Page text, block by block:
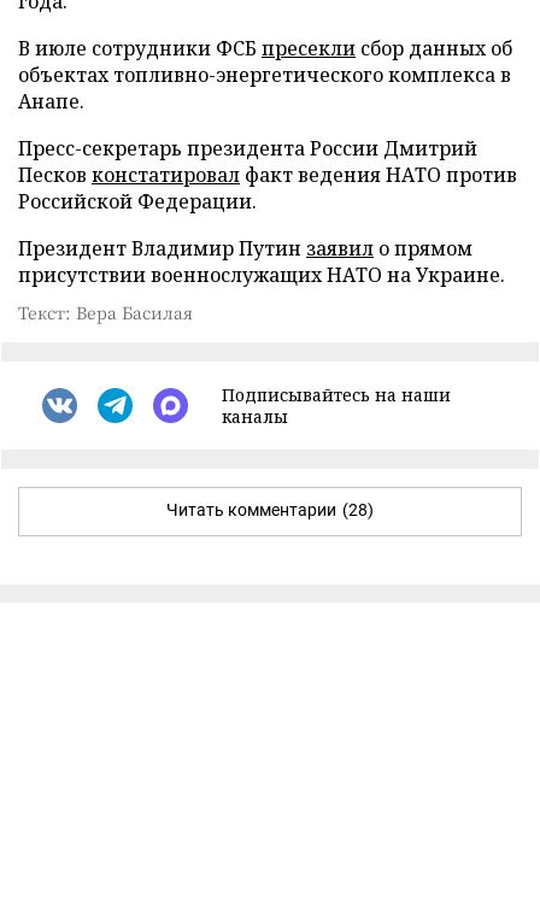
В июле сотрудники ФСБ пресекли сбор данных об
объектах топливно-энергетического комплекса в
Анапе.
Пресс-секретарь президента России Дмитрий
Песков констатировал факт ведения НАТО против
Российской Федерации.
Президент Владимир Путин заявил о прямом
присутствии военнослужащих НАТО на Украине.
Текст: Вера Басилая
Подписывайтесь на наши
каналы
Читать комментарии (28)